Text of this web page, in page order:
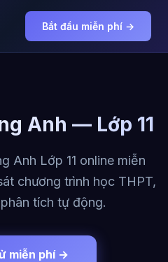
Bắt đầu miễn phí →
Anh — Lớp 11
Anh Lớp 11 online miễn
chương trình học THPT,
tích tự động.
miễn phí →